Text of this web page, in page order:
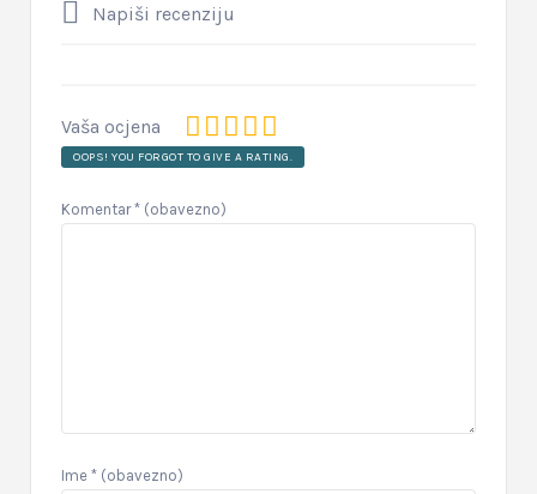
Napiši recenziju
Vaša ocjena
OOPS! YOU FORGOT TO GIVE A RATING.
Komentar* (obavezno)
Ime * (obavezno)